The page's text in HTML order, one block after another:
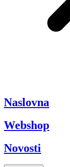
Naslovna
Webshop
Novosti